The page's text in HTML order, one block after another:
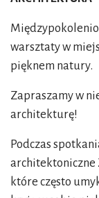
warsztaty w
pięknem natury.
Zapraszamy w
architekturę!
Podczas
architektoniczne
które często